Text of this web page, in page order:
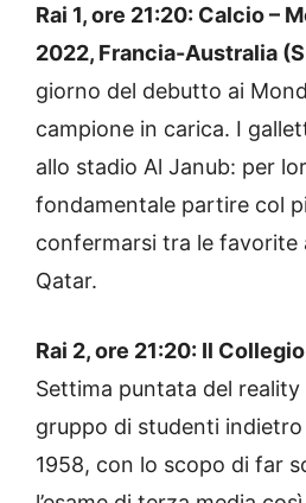
Rai 1, ore 21:20: Calcio –
2022, Francia-Australia
giorno del debutto ai
campione in carica. I
allo stadio Al Janub: per
fondamentale partire col
confermarsi tra le favorite
Qatar.
Rai 2, ore 21:20: Il
Settima puntata del
gruppo di studenti
1958, con lo scopo di far